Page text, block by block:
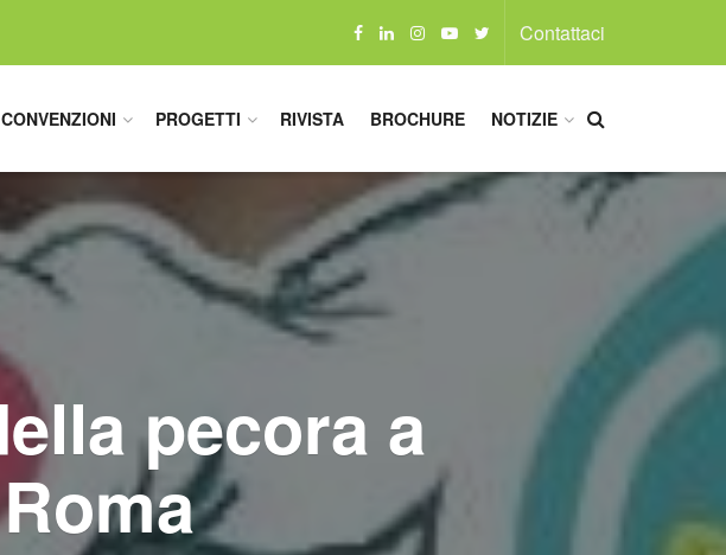
Contattaci
CONVENZIONI PROGETTI RIVISTA BROCHURE NOTIZIE
pecora a